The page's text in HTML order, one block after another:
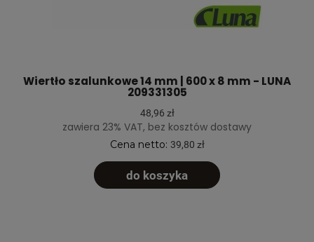
Wiertło szalunkowe 14 mm | 600 x 8 mm - LUNA
209331305
48,96 zł
zawiera 23% VAT, bez kosztów dostawy
Cena netto: 39,80 zł
do koszyka